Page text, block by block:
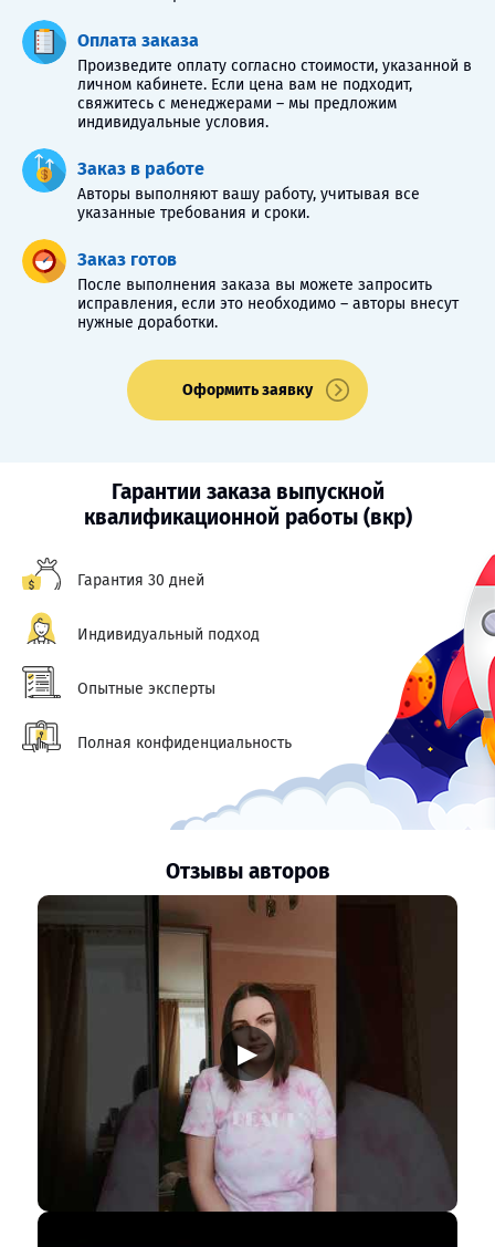
Оплата заказа
Произведите оплату согласно стоимости, указанной в
личном кабинете. Если цена вам не подходит,
свяжитесь с менеджерами – мы предложим
индивидуальные условия.
Заказ в работе
Авторы выполняют вашу работу, учитывая все
указанные требования и сроки.
Заказ готов
После выполнения заказа вы можете запросить
исправления, если это необходимо – авторы внесут
нужные доработки.
Оформить заявку
Гарантии заказа выпускной
квалификационной работы (вкр)
Гарантия 30 дней
Индивидуальный подход
Опытные эксперты
Полная конфиденциальность
Отзывы авторов
▶